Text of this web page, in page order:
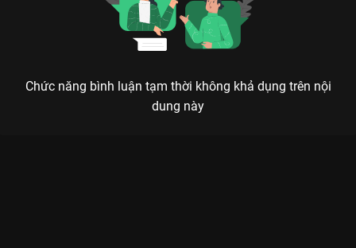
Chức năng bình luận tạm thời không khả dụng trên nội
dung này